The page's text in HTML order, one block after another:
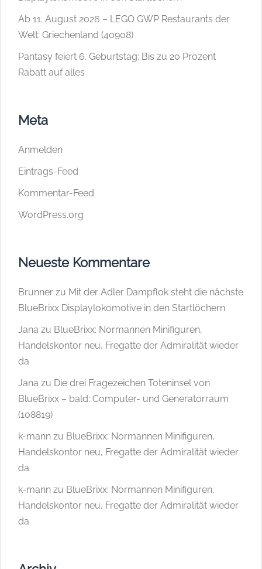
Ab 11. August 2026 – LEGO GWP Restaurants der
Welt: Griechenland (40908)
Pantasy feiert 6. Geburtstag: Bis zu 20 Prozent
Rabatt auf alles
Meta
Anmelden
Eintrags-Feed
Kommentar-Feed
WordPress.org
Neueste Kommentare
Brunner zu Mit der Adler Dampflok steht die nächste
BlueBrixx Displaylokomotive in den Startlöchern
Jana zu BlueBrixx: Normannen Minifiguren,
Handelskontor neu, Fregatte der Admiralität wieder
da
Jana zu Die drei Fragezeichen Toteninsel von
BlueBrixx – bald: Computer- und Generatorraum
(108819)
k-mann zu BlueBrixx: Normannen Minifiguren,
Handelskontor neu, Fregatte der Admiralität wieder
da
k-mann zu BlueBrixx: Normannen Minifiguren,
Handelskontor neu, Fregatte der Admiralität wieder
da